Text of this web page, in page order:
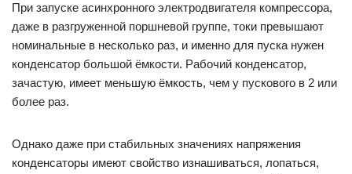
При запуске асинхронного электродвигателя компрессора,
даже в разгруженной поршневой группе, токи превышают
номинальные в несколько раз, и именно для пуска нужен
конденсатор большой ёмкости. Рабочий конденсатор,
зачастую, имеет меньшую ёмкость, чем у пускового в 2 или
более раз.
Однако даже при стабильных значениях напряжения
конденсаторы имеют свойство изнашиваться, лопаться,